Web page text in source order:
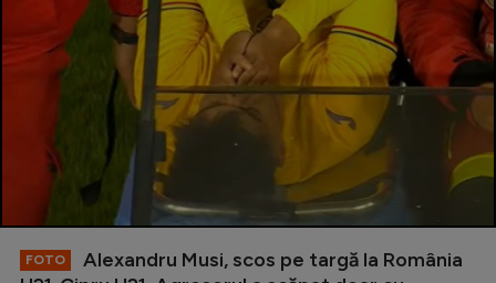
FOTO
Alexandru Musi, scos pe targă la România